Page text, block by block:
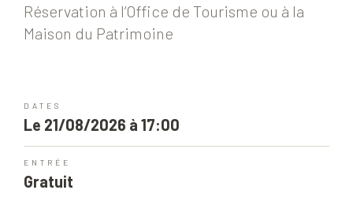
Réservation à l’Office de Tourisme ou à la
Maison du Patrimoine
DATES
Le 21/08/2026 à 17:00
ENTRÉE
Gratuit